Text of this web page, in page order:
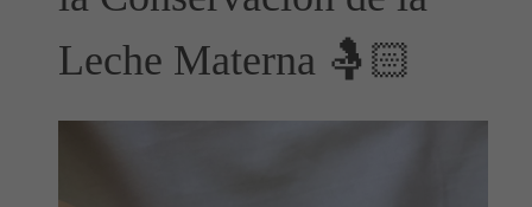
Leche Materna 🤱🏻